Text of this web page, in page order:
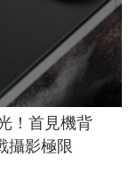
！首見機背
攝影極限